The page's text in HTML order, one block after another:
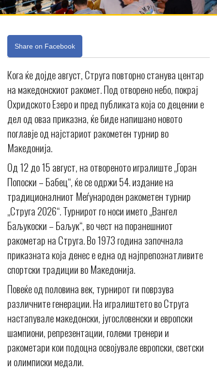
Share on Facebook
Кога ќе дојде август, Струга повторно станува центар
на македонскиот ракомет. Под отворено небо, покрај
Охридското Езеро и пред публиката која со децении е
дел од оваа приказна, ќе биде напишано новото
поглавје од најстариот ракометен турнир во
Македонија.
Од 12 до 15 август, на отвореното игралиште „Горан
Попоски – Бабец“, ќе се одржи 54. издание на
традиционалниот Меѓународен ракометен турнир
„Струга 2026“. Турнирот го носи името „Вангел
Баљукоски – Баљук“, во чест на поранешниот
ракометар на Струга. Во 1973 година започнала
приказната која денес е една од најпрепознатливите
спортски традиции во Македонија.
Повеќе од половина век, турнирот ги поврзува
различните генерации. На игралиштето во Струга
настапувале македонски, југословенски и европски
шампиони, репрезентации, големи тренери и
ракометари кои подоцна освојувале европски, светски
и олимписки медали.